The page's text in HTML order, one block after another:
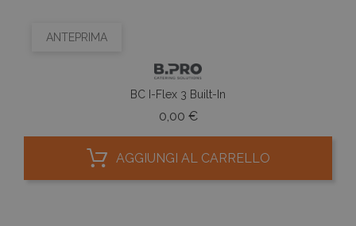
ANTEPRIMA
BC I-Flex 3 Built-In
0,00 €Prezzo
AGGIUNGI AL CARRELLO